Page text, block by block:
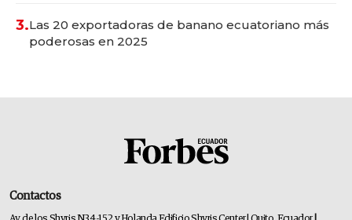
3.Las 20 exportadoras de banano ecuatoriano más
poderosas en 2025
Contactos